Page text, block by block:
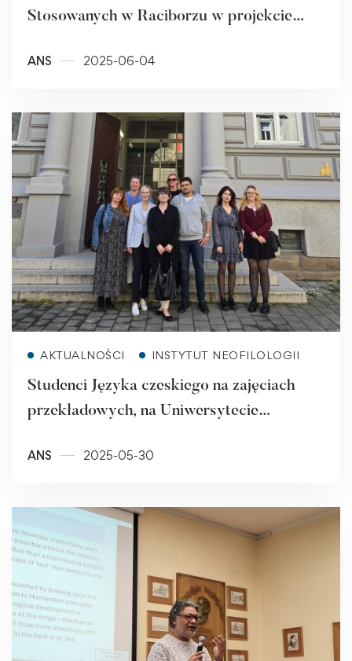
Stosowanych w Raciborzu w projekcie
Racibórz i Raciborszczyzna w roku 1945”
ANS 2025-06-04
AKTUALNOŚCI INSTYTUT NEOFILOLOGII
Studenci Języka czeskiego na zajęciach
przekładowych, na Uniwersytecie
ANS 2025-05-30